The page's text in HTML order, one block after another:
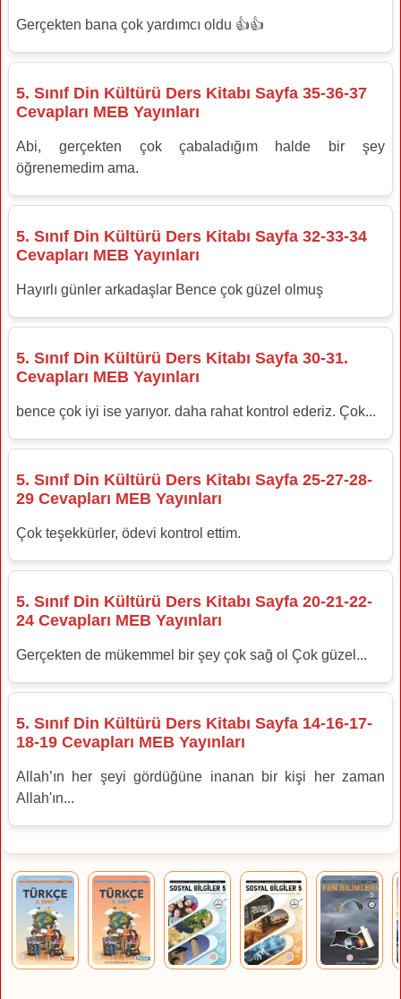
Gerçekten bana çok yardımcı oldu 👍👍
5. Sınıf Din Kültürü Ders Kitabı Sayfa 35-36-37
Cevapları MEB Yayınları
Abi, gerçekten çok çabaladığım halde bir şey
öğrenemedim ama.
5. Sınıf Din Kültürü Ders Kitabı Sayfa 32-33-34
Cevapları MEB Yayınları
Hayırlı günler arkadaşlar Bence çok güzel olmuş
5. Sınıf Din Kültürü Ders Kitabı Sayfa 30-31.
Cevapları MEB Yayınları
bence çok iyi ise yarıyor. daha rahat kontrol ederiz. Çok...
5. Sınıf Din Kültürü Ders Kitabı Sayfa 25-27-28-
29 Cevapları MEB Yayınları
Çok teşekkürler, ödevi kontrol ettim.
5. Sınıf Din Kültürü Ders Kitabı Sayfa 20-21-22-
24 Cevapları MEB Yayınları
Gerçekten de mükemmel bir şey çok sağ ol Çok güzel...
5. Sınıf Din Kültürü Ders Kitabı Sayfa 14-16-17-
18-19 Cevapları MEB Yayınları
Allah’ın her şeyi gördüğüne inanan bir kişi her zaman
Allah'ın...